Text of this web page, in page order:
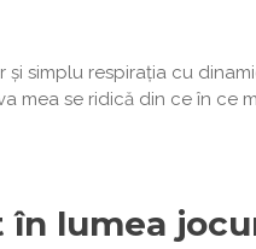
simplu respirația cu
mea se ridică din ce în ce
în lumea